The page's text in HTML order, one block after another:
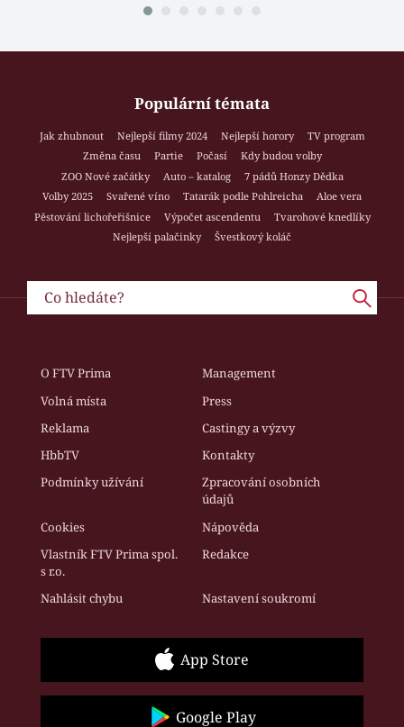
Populární témata
Jak zhubnout Nejlepší filmy 2024 Nejlepší horory
TV program
Změna času
Partie Počasí
Kdy budou volby
ZOO Nové začátky
Auto – katalog
7 pádů Honzy Dědka
Volby 2025
Svařené víno Tatarák podle Pohlreicha
Aloe vera
Pěstování lichořeřišnice
Výpočet ascendentu
Tvarohové knedlíky
Nejlepší palačinky
Švestkový koláč
O FTV Prima
Management
Volná místa
Press
Reklama
Castingy a výzvy
HbbTV
Kontakty
Podmínky užívání
Zpracování osobních
údajů
Cookies
Nápověda
Vlastník FTV Prima spol.
s r.o.
Redakce
Nahlásit chybu Nastavení soukromí
App Store
Google Play